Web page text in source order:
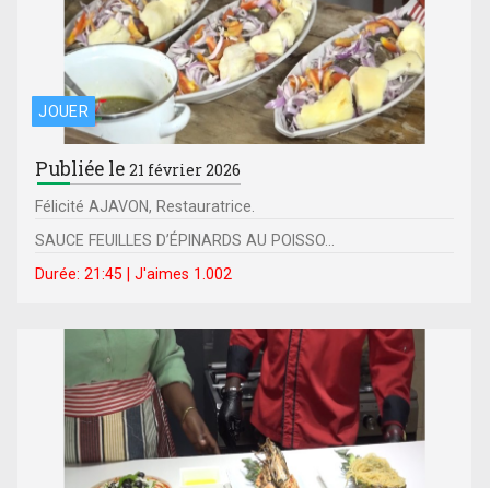
JOUER
Publiée le21 février 2026
Félicité AJAVON, Restauratrice.
SAUCE FEUILLES D’ÉPINARDS AU POISSO...
Durée: 21:45 | J'aimes 1.002